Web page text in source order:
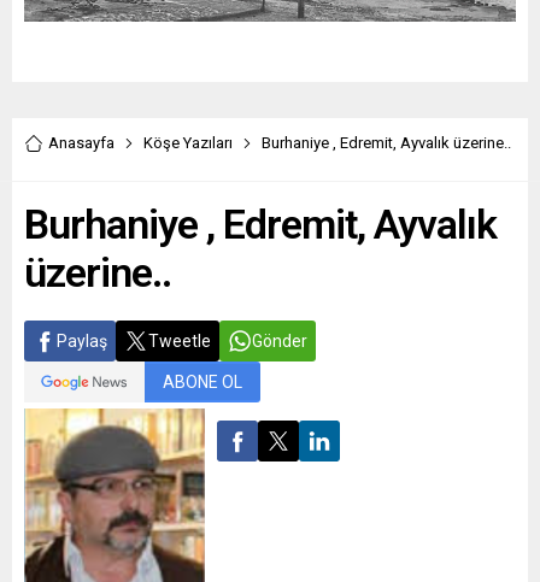
Anasayfa Köşe Yazıları Burhaniye , Edremit, Ayvalık üzerine..
Burhaniye , Edremit, Ayvalık
üzerine..
Paylaş Tweetle Gönder
ABONE OL